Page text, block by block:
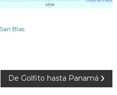
San Blas
De Golfito hasta Panamá